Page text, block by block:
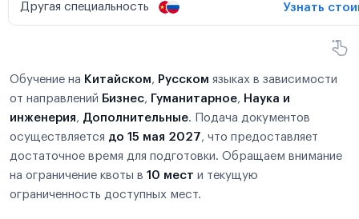
Другая специальность Узнать
Обучение на Китайском, Русском языках в зависимости
от направлений Бизнес, Гуманитарное, Наука и
инженерия, Дополнительные. Подача документов
осуществляется до 15 мая 2027, что предоставляет
достаточное время для подготовки. Обращаем внимание
на ограничение квоты в 10 мест и текущую
ограниченность доступных мест.